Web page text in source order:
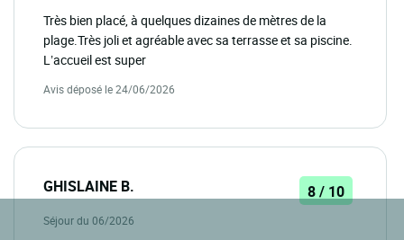
Très bien placé, à quelques dizaines de mètres de la
plage.Très joli et agréable avec sa terrasse et sa piscine.
L’accueil est super
Avis déposé le 24/06/2026
GHISLAINE B. 8 / 10
Séjour du 06/2026